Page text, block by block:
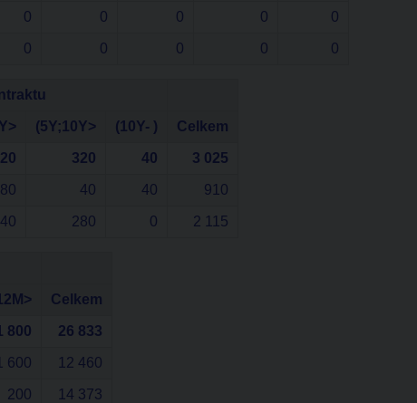
0 0 0 0 0
0 0 0 0 0
(5Y;10Y> (10Y- ) Celkem
320 40 3 025
40 40 910
280 0 2 115
Celkem
800 26 833
600 12 460
200 14 373